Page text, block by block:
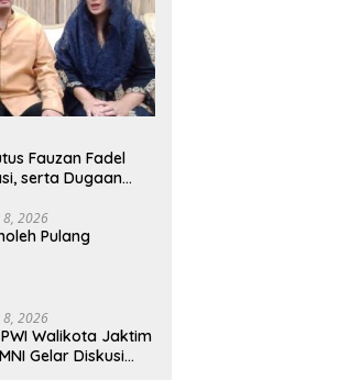
Fauzan Fadel
serta Dugaan
8, 2026
Pulang
8, 2026
Walikota Jaktim
Gelar Diskusi